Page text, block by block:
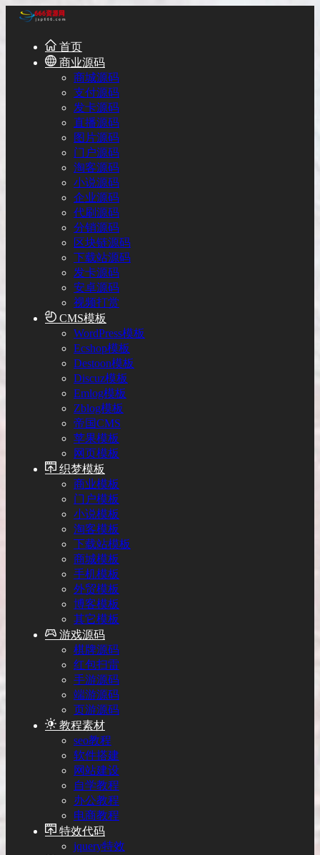
首页
商业源码
商城源码
支付源码
发卡源码
直播源码
图片源码
门户源码
淘客源码
小说源码
企业源码
代刷源码
分销源码
区块链源码
下载站源码
发卡源码
安卓源码
视频打赏
CMS模板
WordPress模板
Ecshop模板
Destoon模板
Discuz模板
Emlog模板
Zblog模板
帝国CMS
苹果模板
网页模板
织梦模板
商业模板
门户模板
小说模板
淘客模板
下载站模板
商城模板
手机模板
外贸模板
博客模板
其它模板
游戏源码
棋牌源码
红包扫雷
手游源码
端游源码
页游源码
教程素材
seo教程
软件搭建
网站建设
自学教程
办公教程
电商教程
特效代码
jquery特效